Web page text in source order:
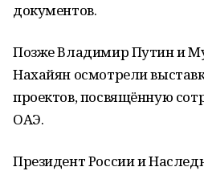
документов.
Позже Владимир Путин и
Нахайян осмотрели
проектов, посвящённую
ОАЭ.
Президент России и